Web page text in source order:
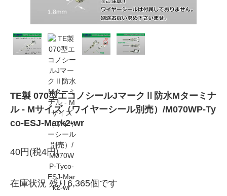
TE製 070型エコノシールJマークⅡ防水Mターミナ
ル - Mサイズ（ワイヤーシール別売）/M070WP-Ty
co-ESJ-Mark2-wr
40円(税4円)
在庫状況 残り6,365個です